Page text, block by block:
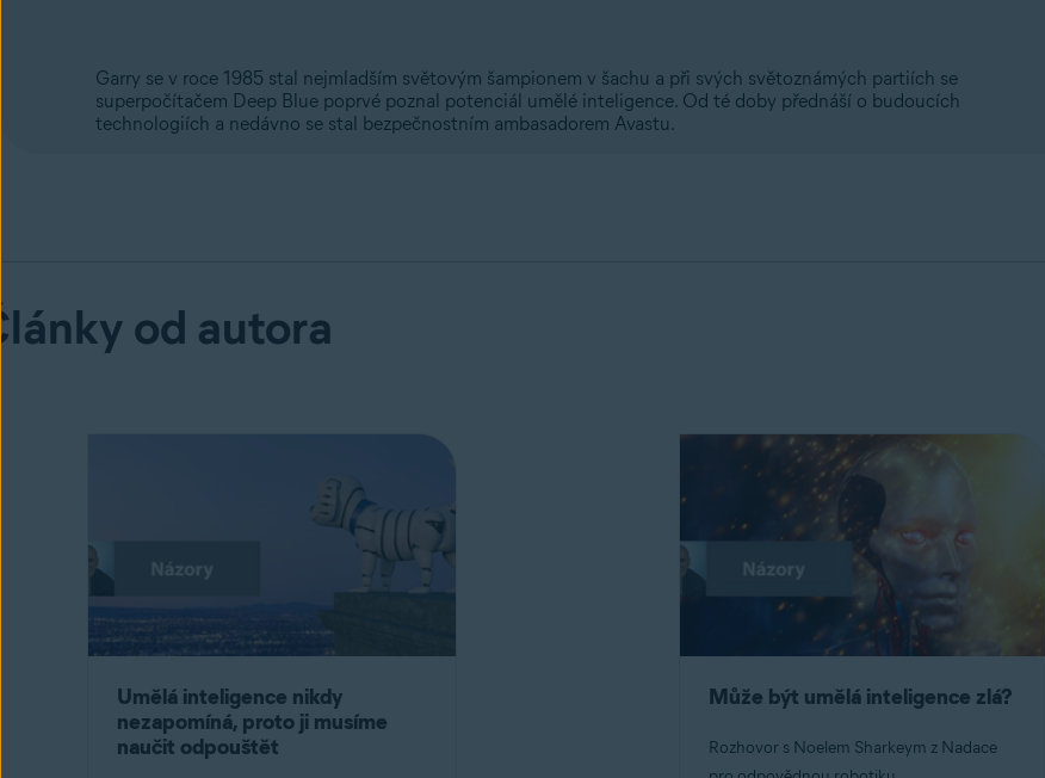
Garry se v roce 1985 stal nejmladším světovým šampionem v šachu a při svých světoznámých partiích se
superpočítačem Deep Blue poprvé poznal potenciál umělé inteligence. Od té doby přednáší o budoucích
technologiích a nedávno se stal bezpečnostním ambasadorem Avastu.
od autora
Umělá inteligence nikdy
nezapomíná, proto ji musíme
naučit odpouštět
Může být umělá inteligence zlá?
Rozhovor s Noelem Sharkeym z Nadace